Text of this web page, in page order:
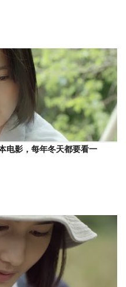
电影，每年冬天都要看一